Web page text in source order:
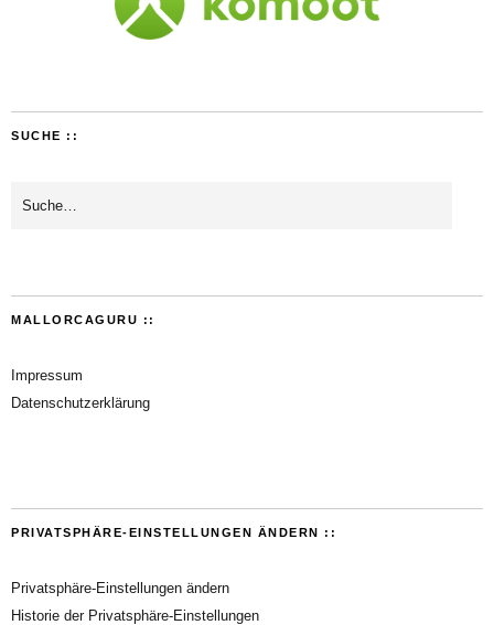
SUCHE ::
MALLORCAGURU ::
Impressum
Datenschutzerklärung
PRIVATSPHÄRE-EINSTELLUNGEN ÄNDERN ::
Privatsphäre-Einstellungen ändern
Historie der Privatsphäre-Einstellungen